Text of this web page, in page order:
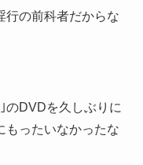
行の前科者だからな
のDVDを久しぶりに
もったいなかったな